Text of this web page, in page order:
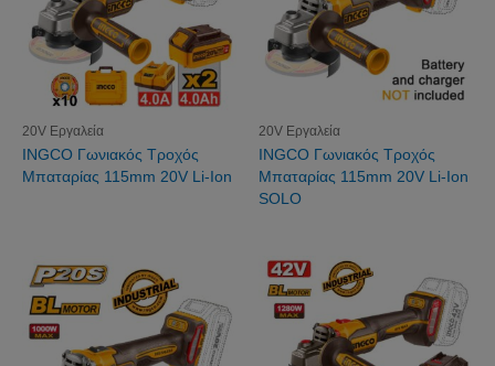
20V Εργαλεία
INGCO Γωνιακός Τροχός
Μπαταρίας 115mm 20V Li-Ion
20V Εργαλεία
INGCO Γωνιακός Τροχός
Μπαταρίας 115mm 20V Li-Ion
SOLO